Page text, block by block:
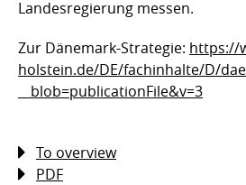
Landesregierung messen.
Zur Dänemark-Strategie: https://
holstein.de/DE/fachinhalte/D/
__blob=publicationFile&v=3
To overview
PDF